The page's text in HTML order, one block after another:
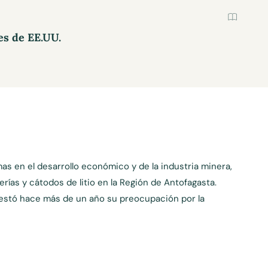
de EE.UU.
en el desarrollo económico y de la industria minera,
y cátodos de litio en la Región de Antofagasta.
hace más de un año su preocupación por la